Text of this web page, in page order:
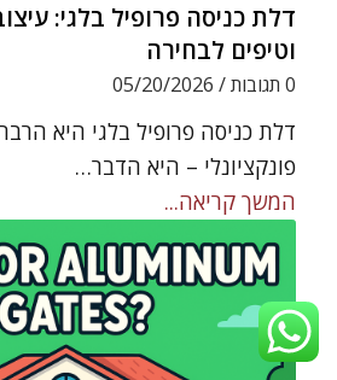
דלת כניסה פרופיל בלגי:
וטיפים לבחירה
0 תגובות /
05/20/2026
דלת כניסה פרופיל בלגי היא
פונקציונלי – היא הדבר…
המשך קריאה...